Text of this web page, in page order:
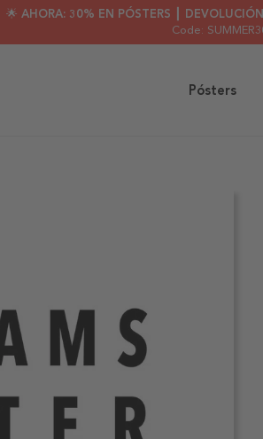
🌟 AHORA: 30% EN PÓSTERS ┃
Code:
Pósters